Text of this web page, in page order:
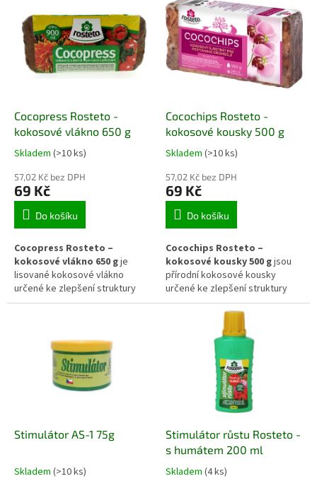
rostlin. Podporuje zakořenění,
zdravý růst a zlepšuje strukturu
půdy. Je vhodný pro záhony,
výsadbu stromů a keřů, trávníky
i pěstování rostlin v nádobách.
ventilací pomáhá udržovat
optimální mikroklima, reguluje
vlhkost i proudění vzduchu a
vytváří vhodné podmínky pro
rovnoměrné klíčení a zdravý
počáteční růst rostlin. Je
pařeništích i dalších pěstebních
prostorách.
Cocopress Rosteto -
kokosové vlákno 650 g
Skladem (>10 ks)
57,02 Kč bez DPH
69 Kč
Do košíku
Cocopress Rosteto –
kokosové vlákno 650 gje
lisované kokosové vlákno
určené ke zlepšení struktury
pěstebních směsí. Po namočení
pomáhá zadržovat vláhu,
podporuje provzdušnění
kořenového prostoru a je
vhodný pro pokojové, zahradní i
exotické rostliny.
Cocochips Rosteto -
kokosové kousky 500 g
Skladem (>10 ks)
57,02 Kč bez DPH
69 Kč
Do košíku
Cocochips Rosteto –
kokosové kousky 500 gjsou
přírodní kokosové kousky
určené ke zlepšení struktury
pěstebních směsí,
provzdušnění substrátu a
dekorativnímu zakrytí jeho
povrchu. Díky hrubé porézní
struktuře podporují odvod
přebytečné vody, pomáhají
udržovat příznivé podmínky pro
kořenový systém a současně
zadržují část vláhy. Jsou vhodné
tropické i další rostliny
pěstované v nádobách a lze je
mulčovací a dekorační materiál.
Stimulátor AS-1 75g
Skladem (>10 ks)
Stimulátor růstu Rosteto -
s humátem 200 ml
Skladem (4 ks)